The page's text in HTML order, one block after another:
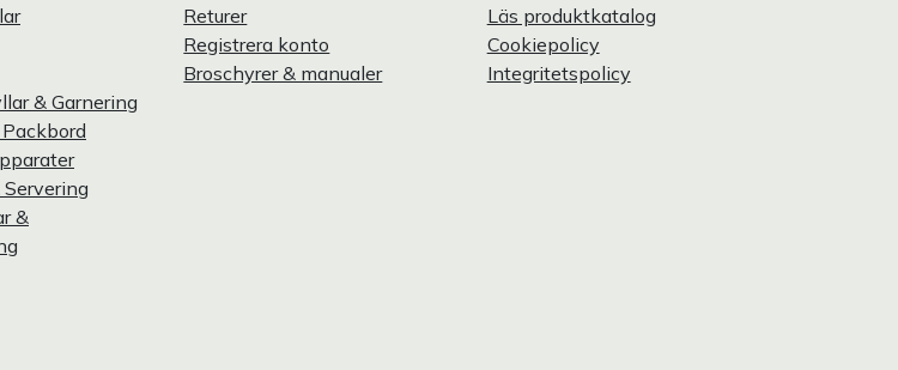
& Garnering
&
Returer
Registrera konto
Broschyrer & manualer
Läs produktkatalog
Cookiepolicy
Integritetspolicy